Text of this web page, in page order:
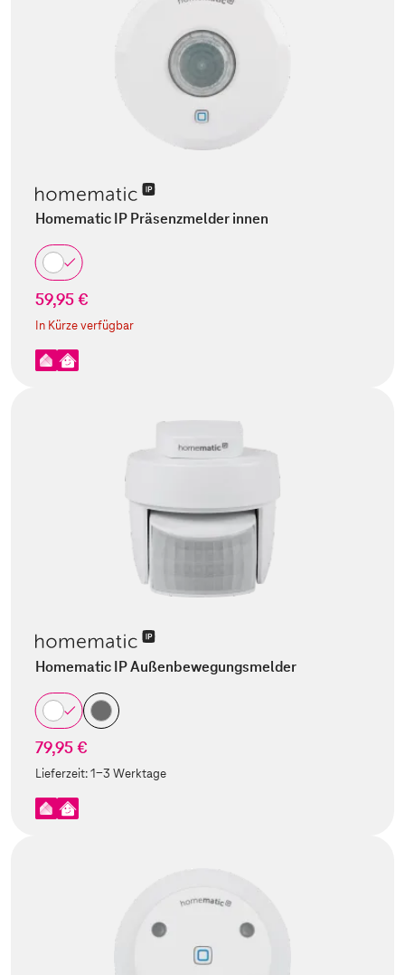
Homematic IP Präsenzmelder innen
59,95 €
In Kürze verfügbar
Homematic IP Außenbewegungsmelder
79,95 €
Lieferzeit:1-3 Werktage